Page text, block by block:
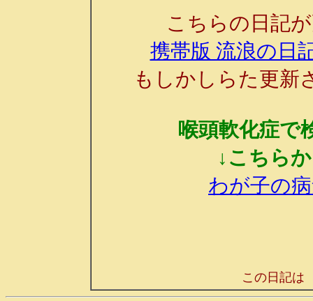
こちらの日記
携帯版 流浪の日
もしかしらた更新
喉頭軟化症で
↓こちら
わが子の
この日記は